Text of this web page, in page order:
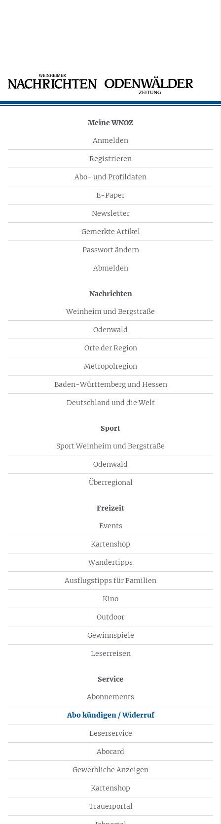
Meine WNOZ
Anmelden
Registrieren
Abo- und Profildaten
E-Paper
Newsletter
Gemerkte Artikel
Passwort ändern
Abmelden
Nachrichten
Weinheim und Bergstraße
Odenwald
Orte der Region
Metropolregion
Baden-Württemberg und Hessen
Deutschland und die Welt
Sport
Sport Weinheim und Bergstraße
Odenwald
Überregional
Freizeit
Events
Kartenshop
Wandertipps
Ausflugstipps für Familien
Kino
Outdoor
Gewinnspiele
Leserreisen
Service
Abonnements
Abo kündigen / Widerruf
Leserservice
Abocard
Gewerbliche Anzeigen
Kartenshop
Trauerportal